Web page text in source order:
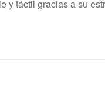
y táctil gracias a su